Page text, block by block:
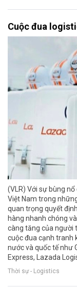
Cuộc đua
(VLR) Với sự bùng
Việt Nam trong
quan trọng quyết
hàng nhanh chóng
càng tăng của người
cuộc đua cạnh tranh
nước và quốc tế như
Express, Lazada
Thời sự - Logistics